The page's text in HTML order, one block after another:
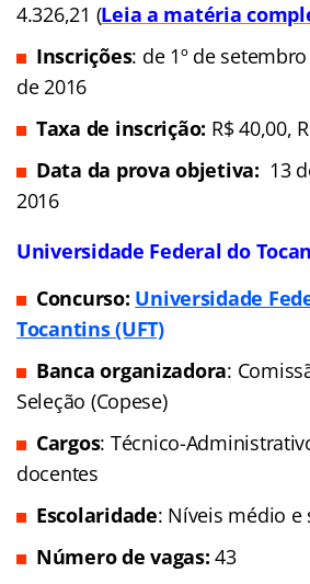
4.326,21 (Leia a matéria
Inscrições: de 1º de
de 2016
Taxa de inscrição: R$ 40,00,
Data da prova objetiva: 13
2016
Universidade Federal do
Concurso: Universidade
Tocantins (UFT)
Banca organizadora:
Seleção (Copese)
Cargos: Técnico-
docentes
Escolaridade: Níveis médio e
Número de vagas:43